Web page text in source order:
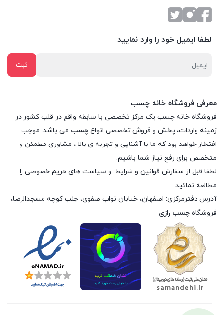
لطفا ایمیل خود را وارد نمایید
معرفی فروشگاه خانه چسب
فروشگاه خانه چسب یک مرکز تخصصی با سابقه واقع در قلب کشور در
زمینه واردات، پخش و فروش تخصصی انواع چسب می باشد. موجب
افتخار خواهد بود که ما با آشنایی و تجربه ی بالا ، مشاوری مطمئن و
متخصص برای رفع نیاز شما باشیم.
لطفا قبل از سفارش قوانین و شرایط و سیاست های حریم خصوصی را
مطالعه نمائید.
آدرس دفترمرکزی: اصفهان، خیابان نواب صفوی، جنب کوچه مسجدالرضا،
فروشگاه چسب رازی